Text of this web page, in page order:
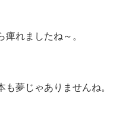
れましたね～。
夢じゃありませんね。